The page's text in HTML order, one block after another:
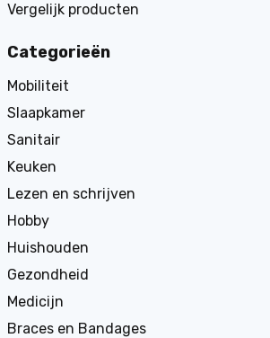
Vergelijk producten
Categorieën
Mobiliteit
Slaapkamer
Sanitair
Keuken
Lezen en schrijven
Hobby
Huishouden
Gezondheid
Medicijn
Braces en Bandages